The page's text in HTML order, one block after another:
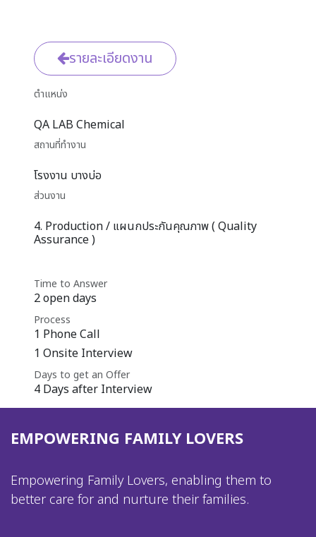
รายละเอียดงาน
ตำแหน่ง
QA LAB Chemical
สถานที่ทำงาน
โรงงาน บางบ่อ
ส่วนงาน
4. Production / แผนกประกันคุณภาพ ( Quality
Assurance )
Time to Answer
2 open days
Process
1 Phone Call
1 Onsite Interview
Days to get an Offer
4 Days after Interview
EMPOWERING FAMILY LOVERS
Empowering Family Lovers, enabling them to
better care for and nurture their families.